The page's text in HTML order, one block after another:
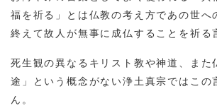
福を祈る」とは仏教の考え方であの世へ
終えて故人が無事に成仏することを祈る
死生観の異なるキリスト教や神道、また
途」という概念がない浄土真宗ではこの
ん。